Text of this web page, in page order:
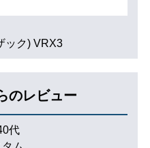
ック) VRX3
のレビュー
代